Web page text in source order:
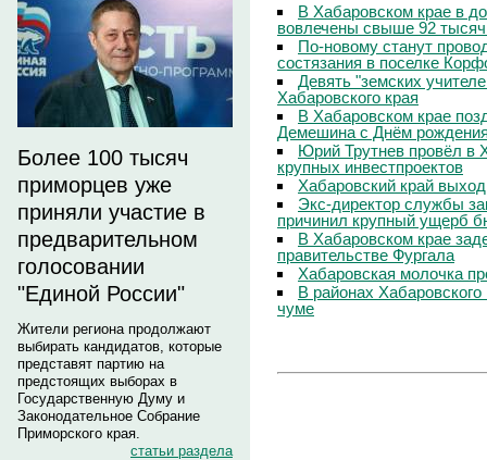
Более 100 тысяч
приморцев уже
приняли участие в
предварительном
голосовании
"Единой России"
Жители региона продолжают
выбирать кандидатов, которые
представят партию на
предстоящих выборах в
Государственную Думу и
Законодательное Собрание
Приморского края.
статьи раздела
В Хабаровском крае в
вовлечены свыше 92 тысяч
По-новому станут
состязания в поселке
Девять "земских
Хабаровского края
В Хабаровском крае
Демешина с Днём
Юрий Трутнев провёл в
крупных инвестпроектов
Хабаровский край
Экс-директор службы
причинил крупный ущерб
В Хабаровском крае
правительстве Фургала
Хабаровская молочка
В районах
чуме